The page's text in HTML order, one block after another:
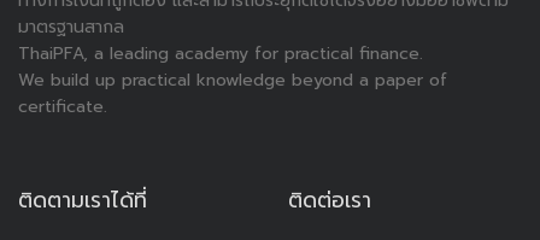
มาตรฐานสากล
ThaiPFA, a leading academy for practical finance.
We build up practical knowledge beyond a paper of
certificate.
ติดตามเราได้ที่ ติดต่อเรา